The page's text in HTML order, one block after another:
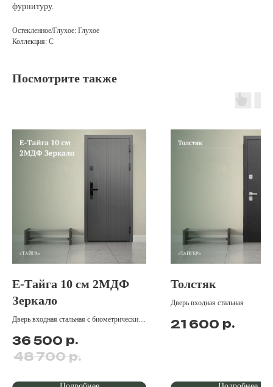
фурнитуру.
Остекленное/Глухое: Глухое
Коллекция: С
Посмотрите также
Е-Тайга 10 см 2МДФ
Зеркало
Дверь входная стальная с биометрическим
36 500 р.
48 700 р.
Толстяк
Дверь входная стальная
21 600 р.